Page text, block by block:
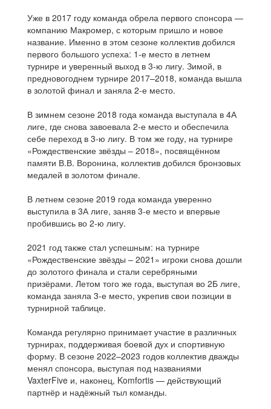
Уже в 2017 году команда обрела первого спонсора —
компанию Макромер, с которым пришло и новое
название. Именно в этом сезоне коллектив добился
первого большого успеха: 1-е место в летнем
турнире и уверенный выход в 3-ю лигу. Зимой, в
предновогоднем турнире 2017–2018, команда вышла
в золотой финал и заняла 2-е место.
В зимнем сезоне 2018 года команда выступала в 4А
лиге, где снова завоевала 2-е место и обеспечила
себе переход в 3-ю лигу. В том же году, на турнире
«Рождественские звёзды – 2018», посвящённом
памяти В.В. Воронина, коллектив добился бронзовых
медалей в золотом финале.
В летнем сезоне 2019 года команда уверенно
выступила в 3А лиге, заняв 3-е место и впервые
пробившись во 2-ю лигу.
2021 год также стал успешным: на турнире
«Рождественские звёзды – 2021» игроки снова дошли
до золотого финала и стали серебряными
призёрами. Летом того же года, выступая во 2Б лиге,
команда заняла 3-е место, укрепив свои позиции в
турнирной таблице.
Команда регулярно принимает участие в различных
турнирах, поддерживая боевой дух и спортивную
форму. В сезоне 2022–2023 годов коллектив дважды
менял спонсора, выступая под названиями
VaxterFive и, наконец, Komfortis — действующий
партнёр и надёжный тыл команды.